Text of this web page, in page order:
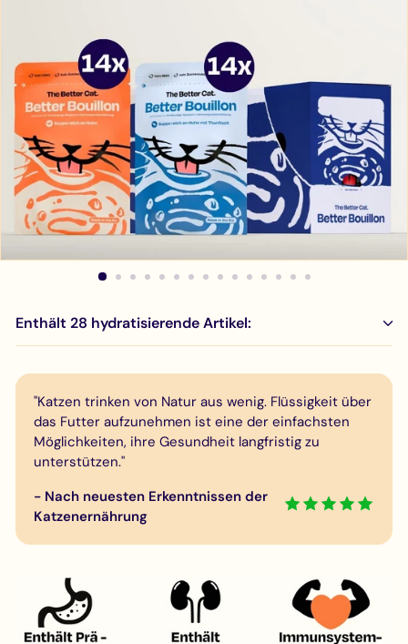
Enthält 28 hydratisierende Artikel:
"Katzen trinken von Natur aus wenig. Flüssigkeit über
das Futter aufzunehmen ist eine der einfachsten
Möglichkeiten, ihre Gesundheit langfristig zu
unterstützen."
- Nach neuesten Erkenntnissen der
Katzenernährung